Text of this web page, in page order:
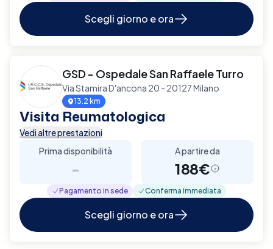
Scegli giorno e ora
GSD - Ospedale San Raffaele Turro
Via Stamira D'ancona 20 - 20127 Milano
13.2 km
Visita Reumatologica
Vedi altre prestazioni
Prima disponibilità
-
A partire da
188€
Pagamento in sede Conferma immediata
Scegli giorno e ora